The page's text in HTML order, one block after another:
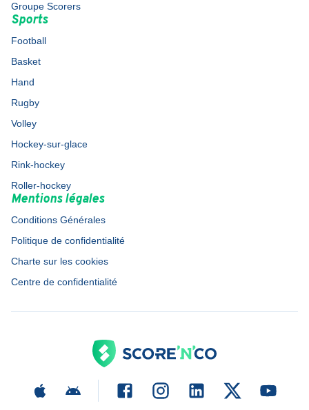
Groupe Scorers
Sports
Football
Basket
Hand
Rugby
Volley
Hockey-sur-glace
Rink-hockey
Roller-hockey
Mentions légales
Conditions Générales
Politique de confidentialité
Charte sur les cookies
Centre de confidentialité